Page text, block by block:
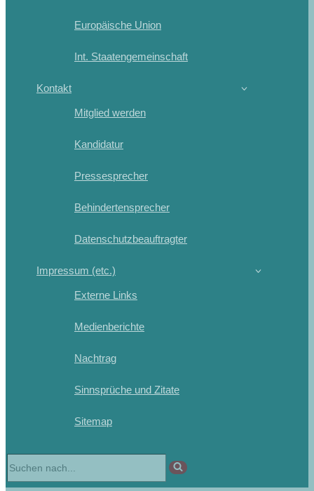
Europäische Union
Int. Staatengemeinschaft
Kontakt
Mitglied werden
Kandidatur
Pressesprecher
Behindertensprecher
Datenschutzbeauftragter
Impressum (etc.)
Externe Links
Medienberichte
Nachtrag
Sinnsprüche und Zitate
Sitemap